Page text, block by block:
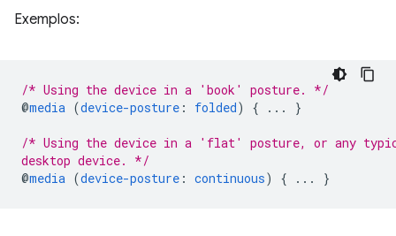
Exemplos:
/* Using the device in a 'book' posture. */
@media (device-posture : folded) { ... }
/* Using the device in a 'flat' posture, or any
desktop device. */
@media (device-posture : continuous) { ... }